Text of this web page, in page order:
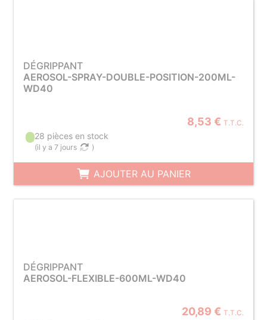
DÉGRIPPANT
AEROSOL-SPRAY-DOUBLE-POSITION-200ML-
WD40
8,53 € T.T.C.
28 pièces en stock
(il y a 7 jours )
AJOUTER AU PANIER
DÉGRIPPANT
AEROSOL-FLEXIBLE-600ML-WD40
20,89 € T.T.C.